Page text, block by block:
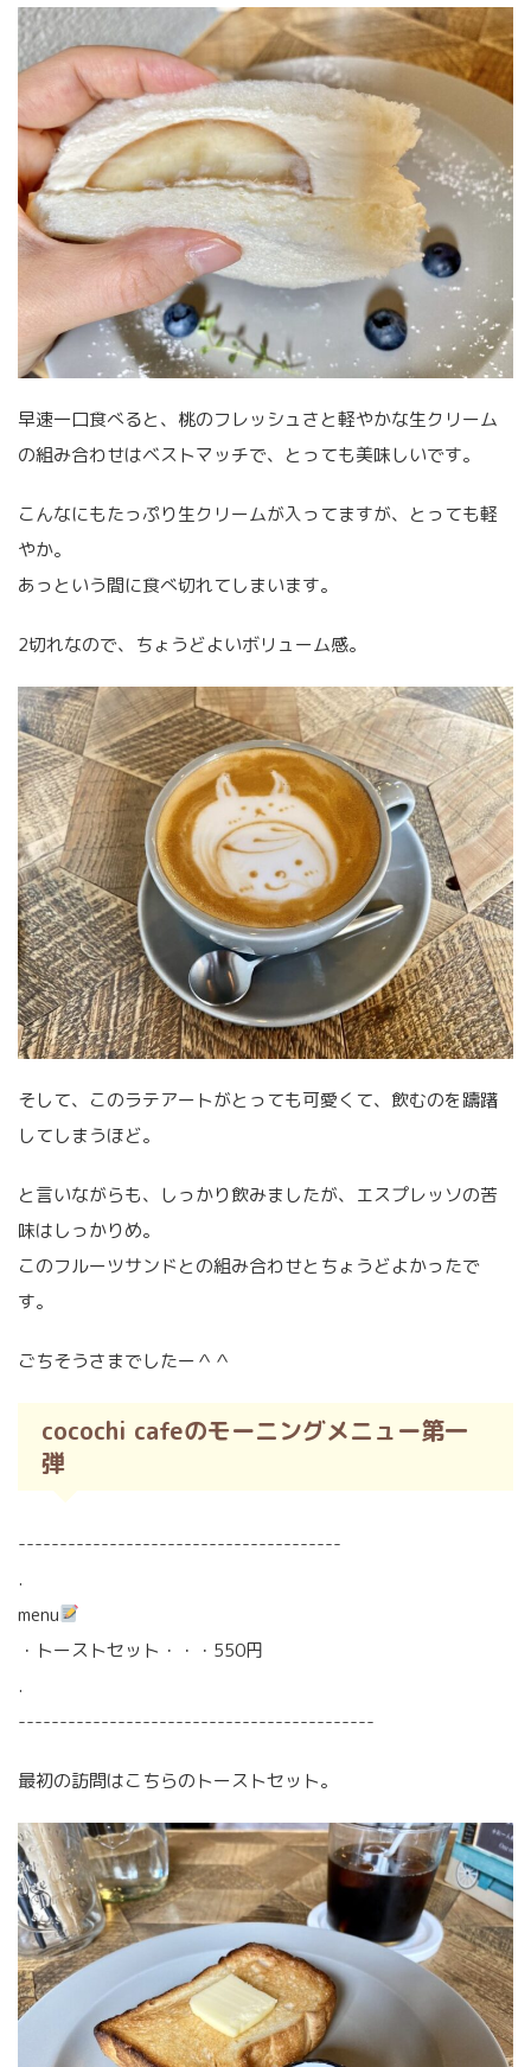
早速一口食べると、桃のフレッシュさと軽やかな生クリーム
の組み合わせはベストマッチで、とっても美味しいです。
こんなにもたっぷり生クリームが入ってますが、とっても軽
やか。
あっという間に食べ切れてしまいます。
2切れなので、ちょうどよいボリューム感。
そして、このラテアートがとっても可愛くて、飲むのを躊躇
してしまうほど。
と言いながらも、しっかり飲みましたが、エスプレッソの苦
味はしっかりめ。
このフルーツサンドとの組み合わせとちょうどよかったで
す。
ごちそうさまでしたー＾＾
cocochi cafeのモーニングメニュー第一
弾
---------------------------------------
.
menu
・トーストセット・・・550円
.
-------------------------------------------
最初の訪問はこちらのトーストセット。